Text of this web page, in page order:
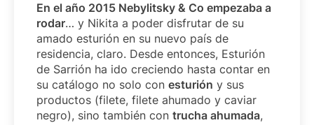
En el año 2015 Nebylitsky & Co empezaba a
rodar… y Nikita a poder disfrutar de su
amado esturión en su nuevo país de
residencia, claro. Desde entonces, Esturión
de Sarrión ha ido creciendo hasta contar en
su catálogo no solo con esturión y sus
productos (filete, filete ahumado y caviar
negro), sino también con trucha ahumada,